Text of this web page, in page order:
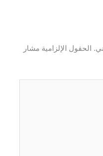
الحقول الإلزامية مشار